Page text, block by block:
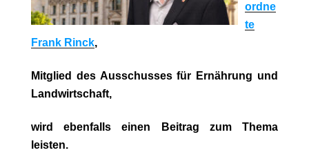
ordne
te
Frank Rinck,
Mitglied des Ausschusses für Ernährung und
Landwirtschaft,
wird ebenfalls einen Beitrag zum Thema
leisten.